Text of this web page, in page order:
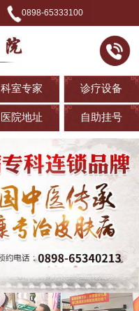
0898-65333100
科室专家 诊疗设备
医院地址 自助挂号